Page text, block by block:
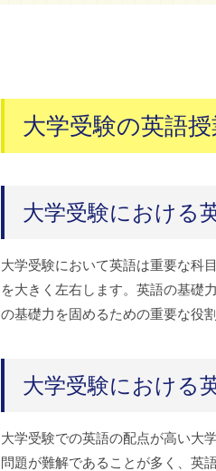
大学受験の英語
大学受験における
大学受験において英語は重要な科
を大きく左右します。英語の基礎
の基礎力を固めるための重要な役
大学受験における
大学受験での英語の配点が高い大
問題が難解であることが多く、英